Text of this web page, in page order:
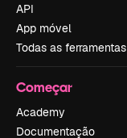
API
App móvel
Todas as ferramentas
Começar
Academy
Documentação